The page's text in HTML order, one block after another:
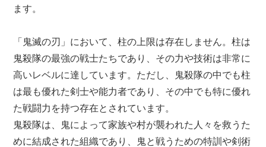
ます。
「鬼滅の刃」において、柱の上限は存在しません。柱は
鬼殺隊の最強の戦士たちであり、その力や技術は非常に
高いレベルに達しています。ただし、鬼殺隊の中でも柱
は最も優れた剣士や能力者であり、その中でも特に優れ
た戦闘力を持つ存在とされています。
鬼殺隊は、鬼によって家族や村が襲われた人々を救うた
めに結成された組織であり、鬼と戦うための特訓や剣術